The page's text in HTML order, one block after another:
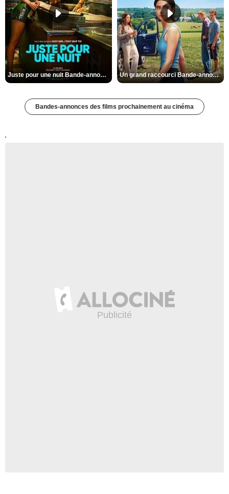
Juste pour une nuit Bande-annonce VO STFR Un grand raccourci Bande-annonce VF
Bandes-annonces des films prochainement au cinéma
'